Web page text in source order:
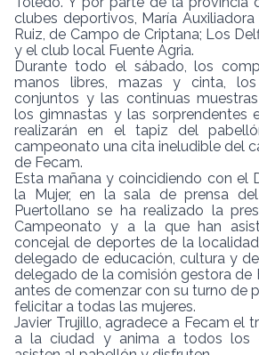
clubes deportivos, María
Ruiz, de Campo de Criptana; Los
y el club local Fuente Agria.
Durante todo el sábado, los
manos libres, mazas y cinta,
conjuntos y las continuas
los gimnastas y las sorprendentes
realizarán en el tapiz del
campeonato una cita ineludible del
de Fecam.
Esta mañana y coincidiendo con el
la Mujer, en la sala de prensa
Puertollano se ha realizado la
Campeonato y a la que han
concejal de deportes de la localidad
delegado de educación, cultura y
delegado de la comisión gestora de
antes de comenzar con su turno de
felicitar a todas las mujeres.
Javier Trujillo, agradece a Fecam el
a la ciudad y anima a todos los